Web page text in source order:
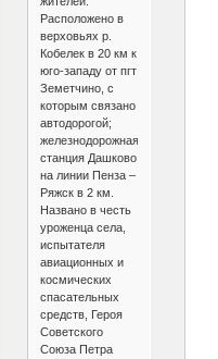
Расположено в
верховьях р.
Кобелек в 20 км к
юго-западу от пгт
Земетчино, с
которым связано
автодорогой;
железнодорожная
станция Дашково
на линии Пенза –
Ряжск в 2 км.
Названо в честь
уроженца села,
испытателя
авиационных и
космических
спасательных
средств, Героя
Советского
Союза Петра